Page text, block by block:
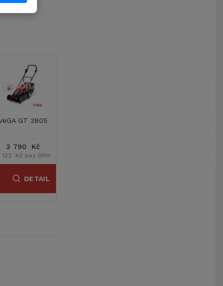
VeGA VE24250
2 590 Kč
2 140 Kč bez DPH
DETAIL